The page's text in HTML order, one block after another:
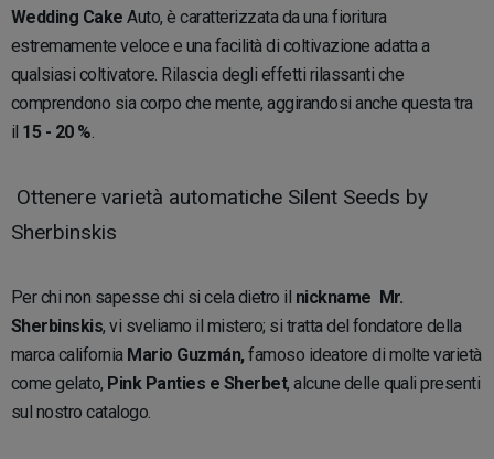
Wedding Cake Auto, è caratterizzata da una fioritura
estremamente veloce e una facilità di coltivazione adatta a
qualsiasi coltivatore. Rilascia degli effetti rilassanti che
comprendono sia corpo che mente, aggirandosi anche questa tra
il 15 - 20 %
Ottenere varietà automatiche Silent Seeds by
Sherbinskis
Per chi non sapesse chi si cela dietro il nickname Mr.
Sherbinskis, vi sveliamo il mistero; si tratta del fondatore della
marca california Mario Guzmán,famoso ideatore di molte varietà
come gelato, Pink Panties e Sherbet, alcune delle quali presenti
sul nostro catalogo.